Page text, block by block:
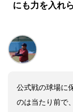
にも力を入れ
公式戦の球場に
のは当たり前で